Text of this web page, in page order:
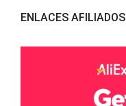
ENLACES AFILIADOS